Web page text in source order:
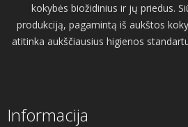
kokybės biožidinius ir jų priedus.
produkciją, pagamintą iš aukštos
atitinka aukščiausius higienos
Informacija